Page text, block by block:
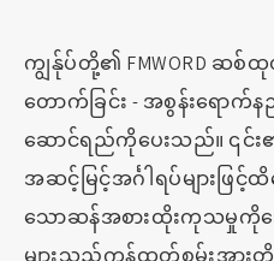
ကျွန်ုပ်တို့၏ FMWORD ဆစ်
တောက်ခြင်း - အစွန်းရောက်
ဆောင်ရည်ကိုပေးသည်။ ၎င်
အဆင့်မြင့်အင်္ဂါရပ်များဖ
သောဆန်အစားထိုးကုသမှုကိုသ